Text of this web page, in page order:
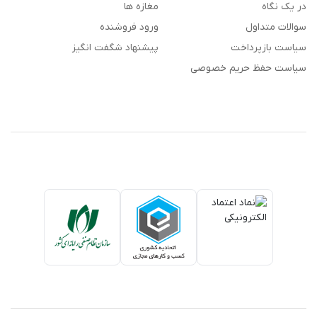
در یک نگاه
سوالات متداول
سیاست بازپرداخت
سیاست حفظ حریم خصوصی
مغازه ها
ورود فروشنده
پیشنهاد شگفت انگیز